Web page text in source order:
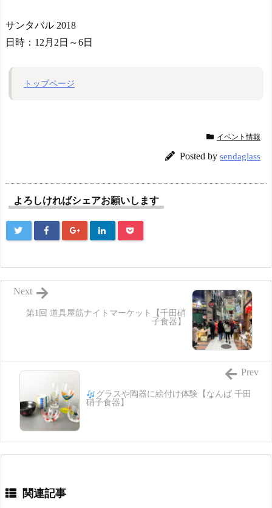
サンタバル 2018
日時：12月2日～6日
トップページ
イベント情報
Posted by sendaglass
よろしければシェアお願いします
第1回 道具屋筋ナイトマーケット【千田硝
子食器】
Next
グラスや陶器に絵付け体験 【なんば 千田
硝子食器】
Prev
関連記事